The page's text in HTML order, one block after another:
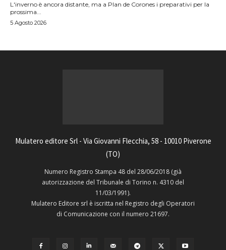
L'inverno è ancora distante, ma a Plan de Corones i preparativi per la
prossima...
5 Agosto 2026
Mulatero editore Srl - Via Giovanni Flecchia, 58 - 10010 Piverone
(TO)
Numero Registro Stampa 48 del 28/06/2018 (già
autorizzazione del Tribunale di Torino n. 4310 del
11/03/1991).
Mulatero Editore srl è iscritta nel Registro degli Operatori
di Comunicazione con il numero 21697.